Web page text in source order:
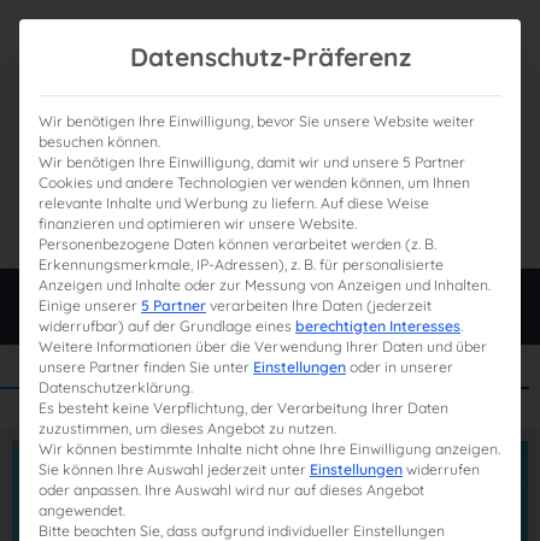
0
Gesamtpreis
0,00 €
Datenschutz-Präferenz
Wir benötigen Ihre Einwilligung, bevor Sie unsere Website weiter
besuchen können.
Wir benötigen Ihre Einwilligung, damit wir und unsere 5 Partner
Cookies und andere Technologien verwenden können, um Ihnen
relevante Inhalte und Werbung zu liefern. Auf diese Weise
finanzieren und optimieren wir unsere Website.
Personenbezogene Daten können verarbeitet werden (z. B.
Erkennungsmerkmale, IP-Adressen), z. B. für personalisierte
Anzeigen und Inhalte oder zur Messung von Anzeigen und Inhalten.
Einige unserer 5 Partner verarbeiten Ihre Daten (jederzeit
widerrufbar) auf der Grundlage eines berechtigten Interesses.
Weitere Informationen über die Verwendung Ihrer Daten und über
unsere Partner finden Sie unter Einstellungen oder in unserer
Datenschutzerklärung.
Es besteht keine Verpflichtung, der Verarbeitung Ihrer Daten
zuzustimmen, um dieses Angebot zu nutzen.
Wir können bestimmte Inhalte nicht ohne Ihre Einwilligung anzeigen.
Sie können Ihre Auswahl jederzeit unter Einstellungen widerrufen
oder anpassen. Ihre Auswahl wird nur auf dieses Angebot
angewendet.
Bitte beachten Sie, dass aufgrund individueller Einstellungen